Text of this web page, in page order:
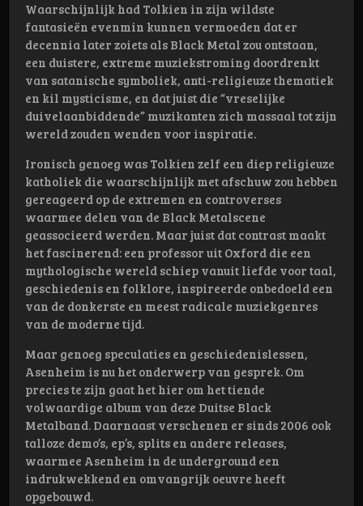
Waarschijnlijk had Tolkien in zijn wildste
fantasieën evenmin kunnen vermoeden dat er
decennia later zoiets als Black Metal zou ontstaan,
een duistere, extreme muziekstroming doordrenkt
van satanische symboliek, anti-religieuze thematiek
en kil mysticisme, en dat juist die “vreselijke
duivelaanbiddende” muzikanten zich massaal tot zijn
wereld zouden wenden voor inspiratie.
Ironisch genoeg was Tolkien zelf een diep religieuze
katholiek die waarschijnlijk met afschuw zou hebben
gereageerd op de extremen en controverses
waarmee delen van de Black Metalscene
geassocieerd werden. Maar juist dat contrast maakt
het fascinerend: een professor uit Oxford die een
mythologische wereld schiep vanuit liefde voor taal,
geschiedenis en folklore, inspireerde onbedoeld een
van de donkerste en meest radicale muziekgenres
van de moderne tijd.
Maar genoeg speculaties en geschiedenislessen,
Asenheim is nu het onderwerp van gesprek. Om
precies te zijn gaat het hier om het tiende
volwaardige album van deze Duitse Black
Metalband. Daarnaast verschenen er sinds 2006 ook
talloze demo’s, ep’s, splits en andere releases,
waarmee Asenheim in de underground een
indrukwekkend en omvangrijk oeuvre heeft
opgebouwd.